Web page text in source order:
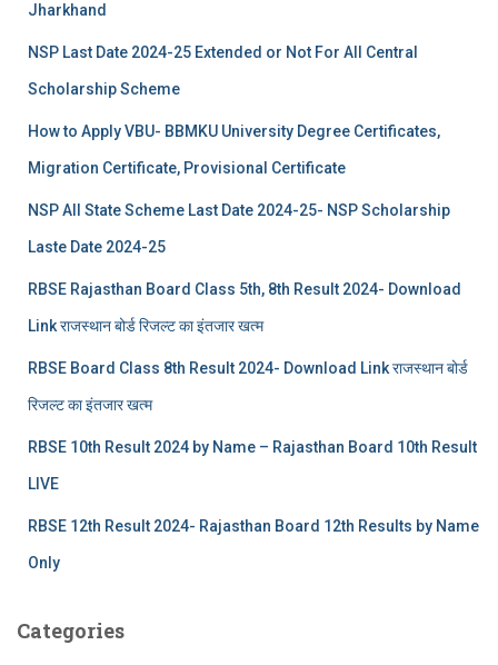
Jharkhand
NSP Last Date 2024-25 Extended or Not For All Central
Scholarship Scheme
How to Apply VBU- BBMKU University Degree Certificates,
Migration Certificate, Provisional Certificate
NSP All State Scheme Last Date 2024-25- NSP Scholarship
Laste Date 2024-25
RBSE Rajasthan Board Class 5th, 8th Result 2024- Download
Link राजस्थान बोर्ड रिजल्‍ट का इंतजार खत्‍म
RBSE Board Class 8th Result 2024- Download Link राजस्थान बोर्ड
रिजल्‍ट का इंतजार खत्‍म
RBSE 10th Result 2024 by Name – Rajasthan Board 10th Result
LIVE
RBSE 12th Result 2024- Rajasthan Board 12th Results by Name
Only
Categories